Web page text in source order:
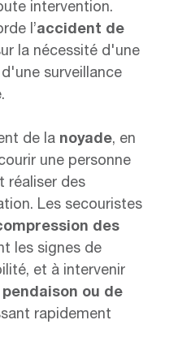
intervention.
l’accident de
la nécessité d'une
surveillance
de la noyade, en
une personne
réaliser des
Les secouristes
des
les signes de
et à intervenir
pendaison ou de
rapidement